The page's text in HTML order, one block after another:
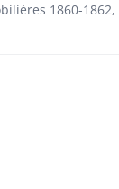
1860-1862,